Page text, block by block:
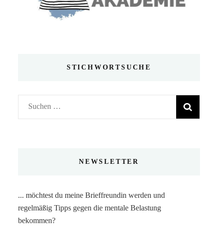
STICHWORTSUCHE
Suchen
nach:
NEWSLETTER
... möchtest du meine Brieffreundin werden und
regelmäßig Tipps gegen die mentale Belastung
bekommen?